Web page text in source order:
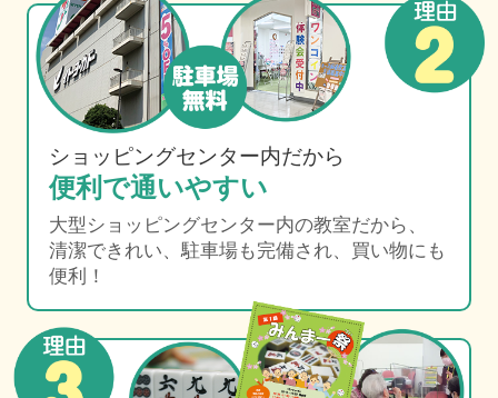
ショッピングセンター内だから
便利で通いやすい
大型ショッピングセンター内の教室だから、
清潔できれい、駐車場も完備され、買い物にも
便利！